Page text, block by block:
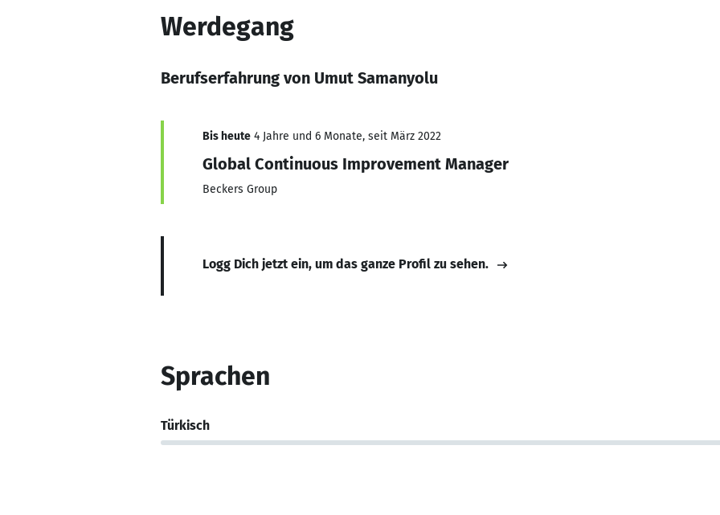
Werdegang
Berufserfahrung von Umut Samanyolu
Bis heute 4 Jahre und 6 Monate, seit März 2022
Global Continuous Improvement Manager
Beckers Group
Logg Dich jetzt ein, um das ganze Profil zu sehen.
Sprachen
Türkisch